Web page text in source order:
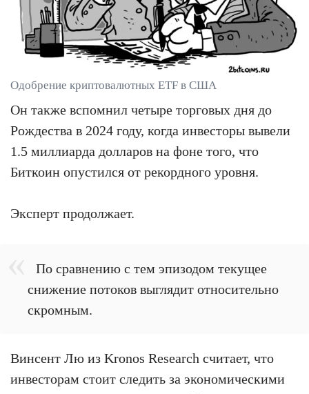
Одобрение криптовалютных ETF в США
Он также вспомнил четыре торговых дня до
Рождества в 2024 году, когда инвесторы вывели
1.5 миллиарда долларов на фоне того, что
Биткоин опустился от рекордного уровня.
Эксперт продолжает.
По сравнению с тем эпизодом текущее
снижение потоков выглядит относительно
скромным.
Винсент Лю из Kronos Research считает, что
инвесторам стоит следить за экономическими